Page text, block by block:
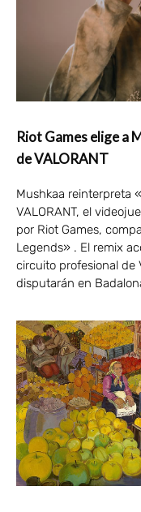
Riot Games elige a
de VALORANT
Mushkaa reinterpreta
VALORANT, el
por Riot Games,
Legends» . El remix
circuito profesional de
disputarán en